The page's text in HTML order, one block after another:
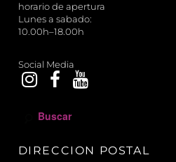
horario de apertura
Lunes a sabado:
10.00h–18.00h
Social Media
c
DIRECCION POSTAL